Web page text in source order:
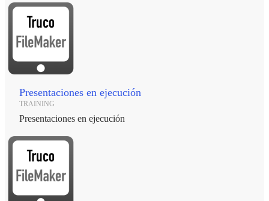
Presentaciones en ejecución
TRAINING
Presentaciones en ejecución